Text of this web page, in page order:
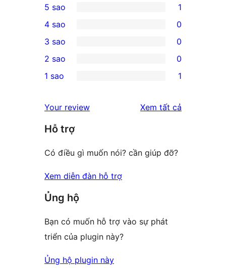
1
5-
star
review
5 sao 1
4-
star
reviews
4 sao 0
0
3-
star
3 sao 0
2-
reviews
2 sao 0
star
review
1 sao 1
Your review Xem tất cả
Hỗ trợ
Có điều gì muốn nói? cần giúp đỡ?
Xem diễn đàn hỗ trợ
Ủng hộ
Bạn có muốn hỗ trợ vào sự phát
triển của plugin này?
Ủng hộ plugin này